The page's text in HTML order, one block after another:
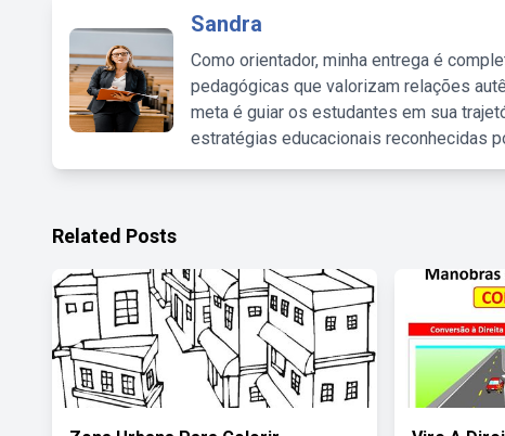
Sandra
Como orientador, minha entrega é
pedagógicas que valorizam relações
meta é guiar os estudantes em sua
estratégias educacionais reconhecidas
Related Posts